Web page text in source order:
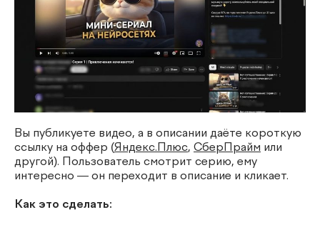
Вы публикуете видео, а в описании даёте короткую
ссылку на оффер (Яндекс.Плюс, СберПрайм или
другой). Пользователь смотрит серию, ему
интересно — он переходит в описание и кликает.
Как это сделать: